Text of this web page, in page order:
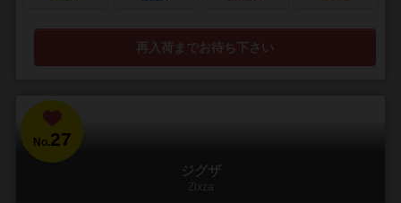
再入荷までお待ち下さい
No.27
ジグザ
Zixza